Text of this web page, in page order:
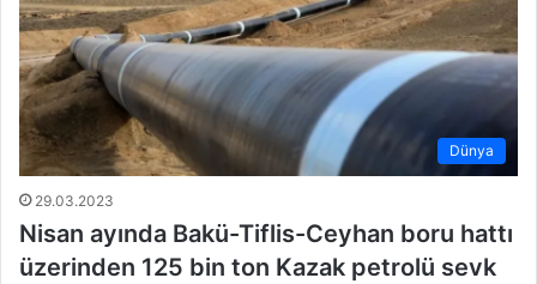
Dünya
29.03.2023
Nisan ayında Bakü-Tiflis-Ceyhan boru hattı
üzerinden 125 bin ton Kazak petrolü sevk